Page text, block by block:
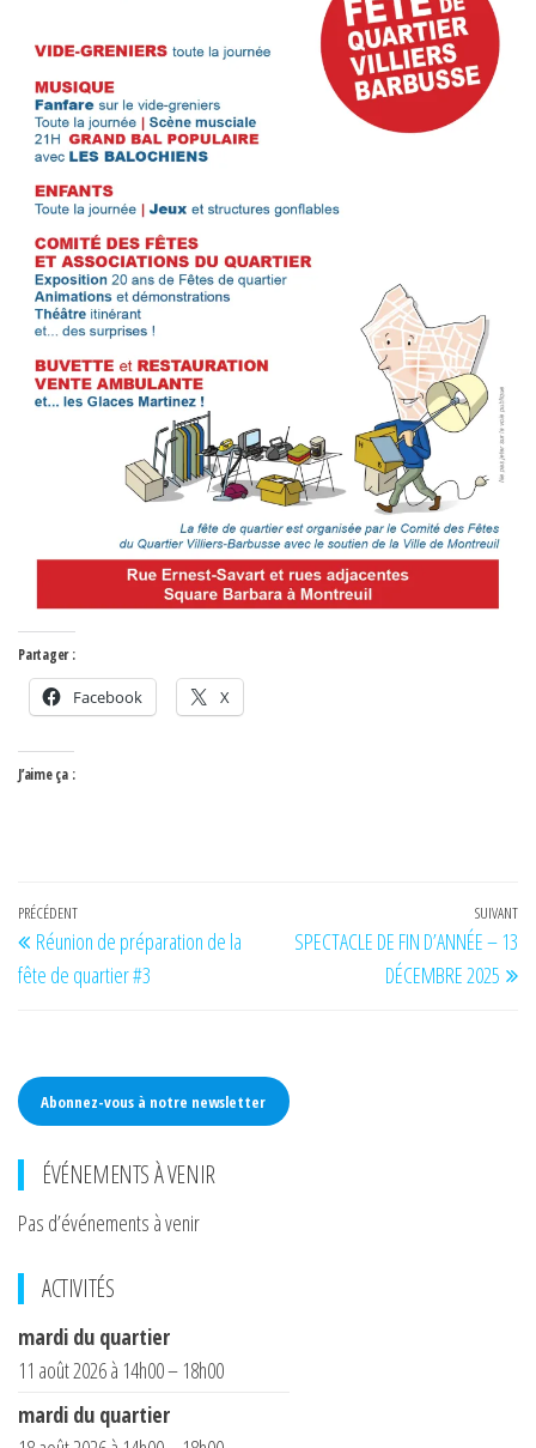
Partager :
Facebook X
J’aime ça :
Navigation
de
l’article
Article
précédent
PRÉCÉDENT
Réunion de préparation de la
fête de quartier #3
SUIVANT
SPECTACLE DE FIN D’ANNÉE – 13
DÉCEMBRE 2025
Abonnez-vous à notre newsletter
ÉVÉNEMENTS À VENIR
Pas d’événements à venir
ACTIVITÉS
mardi du quartier
11 août 2026 à 14h00 – 18h00
mardi du quartier